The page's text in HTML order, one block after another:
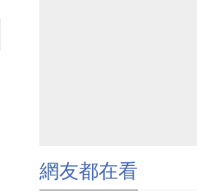
網友都在看